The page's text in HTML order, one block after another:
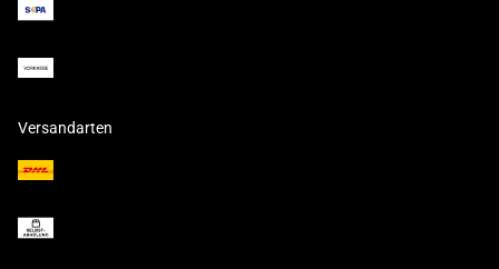
Versandarten